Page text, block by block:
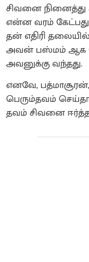
சிவனை நினைத்து
என்ன வரம்
தன் எதிரி
அவன் பஸ்மம் ஆக
அவனுக்கு வந்தது.
எனவே,
பெரும்தவம்
தவம் சிவனை